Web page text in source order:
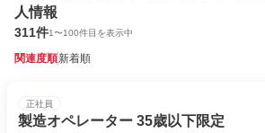
人情報
311件1〜100件目を表示中
関連度順新着順
正社員
製造オペレーター 35歳以下限定